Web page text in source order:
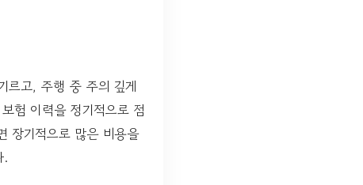
르고, 주행 중 주의 깊게
험 이력을 정기적으로 점
장기적으로 많은 비용을
.